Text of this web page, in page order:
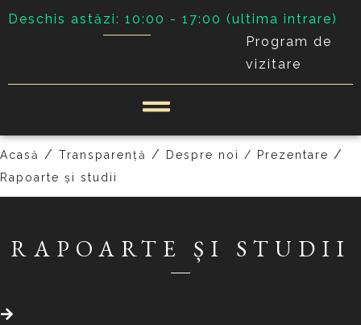
Deschis astăzi: 10:00 - 17:00 (ultima intrare)
Program de
vizitare
Acasă / Transparență / Despre noi / Prezentare /
Rapoarte și studii
RAPOARTE ȘI STUDII